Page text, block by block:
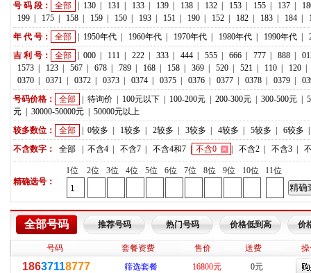
号 码 段：
全部 130 131 133 139 138 132 153 155 137
199
175 158 159 150 193 151 190 152 182 183 184
年 代 号：
全部 1950年代 1960年代 1970年代 1980年代 1990年代
吉 利 号：
全部 000 111 222 333 444 555 666 777 888
1573
123 567 678 789 168 158 369 520 521 110 120
0370
0371 0372 0373 0374 0375 0376 0377 0378 0379
号码价格：
全部 待询价 100元以下 100-200元 200-300元 300-500元
元
30000-50000元
50000元以上
较多数位：
全部 0较多 1较多 2较多 3较多 4较多 5较多 6较多
不含数字：
全部 不含4 不含7 不含4和7 不含0 不含2 不含3
精确选号：
1位 2位 3位 4位 5位 6位 7位 8位 9位 10位 11位
全部号码 推荐号码 热门号码 价格低到高 价
号码 套餐资费 售价 送费
18637118777 筛选套餐 16800元 0元